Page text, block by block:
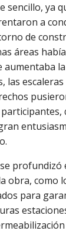
sencillo, ya
a
de
áreas
aumentaba
las
profundizó
obra, como
para